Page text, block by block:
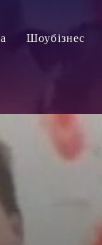
Шоубізнес